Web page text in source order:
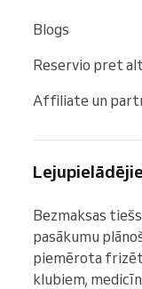
Blogs
Reservio pret
Affiliate un
Bezmaksas
pasākumu
piemērota
klubiem,